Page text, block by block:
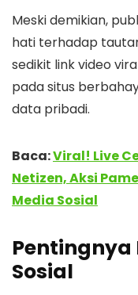
Meski demikian,
hati terhadap
sedikit link video
pada situs
data pribadi.
Baca:Viral! Live
Netizen, Aksi
Media Sosial
Pentingnya
Sosial